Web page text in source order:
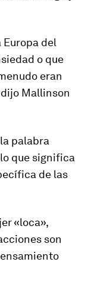
Europa del
o que
eran
Mallinson
palabra
que significa
de las
«loca»,
son